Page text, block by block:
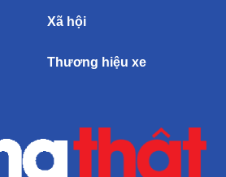
Xã hội
Thương hiệu xe